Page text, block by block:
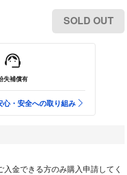
SOLD OUT
失補償有
心・安全への取り組み
金できる方のみ購入申請してく